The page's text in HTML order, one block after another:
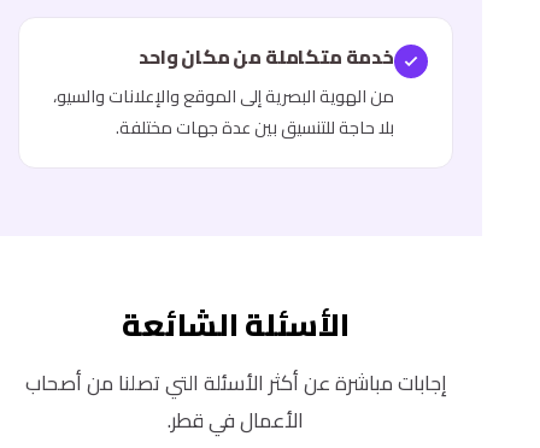
خدمة متكاملة من مكان واحد
من الهوية البصرية إلى الموقع والإعلانات والسيو،
بلا حاجة للتنسيق بين عدة جهات مختلفة.
الأسئلة الشائعة
إجابات مباشرة عن أكثر الأسئلة التي تصلنا من أصحاب
الأعمال في قطر.